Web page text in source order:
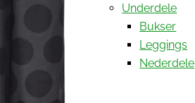
Underdele
Bukser
Leggings
Nederdele